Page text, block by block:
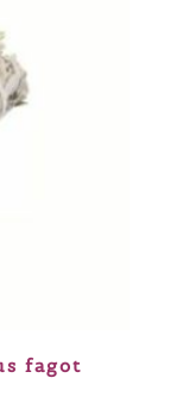
fagot